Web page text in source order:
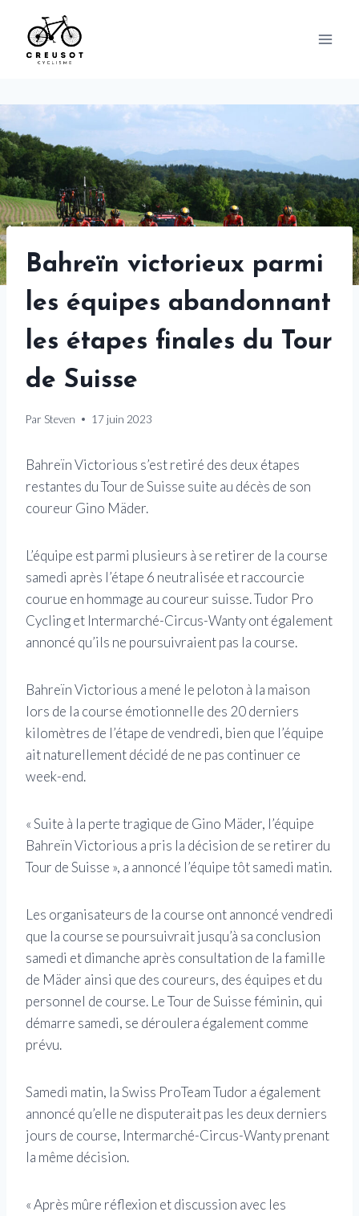
content
Bahreïn victorieux parmi
les équipes abandonnant
les étapes finales du Tour
de Suisse
Par Steven 17 juin 2023
Bahreïn Victorious s’est retiré des deux étapes
restantes du Tour de Suisse suite au décès de son
coureur Gino Mäder.
L’équipe est parmi plusieurs à se retirer de la course
samedi après l’étape 6 neutralisée et raccourcie
courue en hommage au coureur suisse. Tudor Pro
Cycling et Intermarché-Circus-Wanty ont également
annoncé qu’ils ne poursuivraient pas la course.
Bahreïn Victorious a mené le peloton à la maison
lors de la course émotionnelle des 20 derniers
kilomètres de l’étape de vendredi, bien que l’équipe
ait naturellement décidé de ne pas continuer ce
week-end.
« Suite à la perte tragique de Gino Mäder, l’équipe
Bahreïn Victorious a pris la décision de se retirer du
Tour de Suisse », a annoncé l’équipe tôt samedi matin.
Les organisateurs de la course ont annoncé vendredi
que la course se poursuivrait jusqu’à sa conclusion
samedi et dimanche après consultation de la famille
de Mäder ainsi que des coureurs, des équipes et du
personnel de course. Le Tour de Suisse féminin, qui
démarre samedi, se déroulera également comme
prévu.
Samedi matin, la Swiss ProTeam Tudor a également
annoncé qu’elle ne disputerait pas les deux derniers
jours de course, Intermarché-Circus-Wanty prenant
la même décision.
« Après mûre réflexion et discussion avec les